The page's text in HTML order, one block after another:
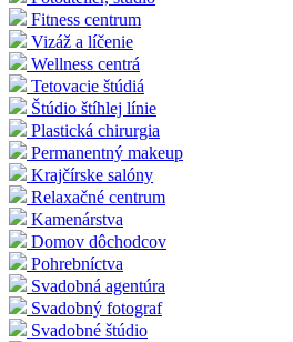
Fitness centrum
Vizáž a líčenie
Wellness centrá
Tetovacie štúdiá
Štúdio štíhlej línie
Plastická chirurgia
Permanentný makeup
Krajčírske salóny
Relaxačné centrum
Kamenárstva
Domov dôchodcov
Pohrebníctva
Svadobná agentúra
Svadobný fotograf
Svadobné štúdio